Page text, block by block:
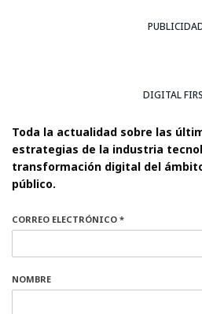
DIGITAL
Toda la actualidad sobre las
estrategias de la industria
transformación digital del
público.
CORREO ELECTRÓNICO *
NOMBRE